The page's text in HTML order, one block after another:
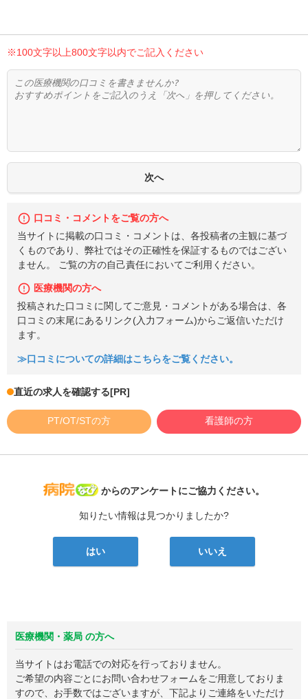
※100文字以上800文字以内でご記入ください
口コミ・コメントをご覧の方へ
当サイトに掲載の口コミ・コメントは、各投稿者の主観に基づ
くものであり、弊社ではその正確性を保証するものではござい
ません。 ご覧の方の自己責任においてご利用ください。
医療機関の方へ
投稿された口コミに関してご意見・コメントがある場合は、各
口コミの末尾にあるリンク(入力フォーム)からご返信いただけ
ます。
≫口コミについての詳細はこちらをご覧ください。
直近の求人を確認する[PR]
PT/OT/STの方 看護師の方
病院なび
からのアンケートにご協力ください。
知りたい情報は見つかりましたか?
はい いいえ
医療機関・薬局 の方へ
当サイトはお電話での対応を行っておりません。
ご希望の内容ごとにお問い合わせフォームをご用意しておりま
すので、お手数ではございますが、下記よりご連絡をいただけ